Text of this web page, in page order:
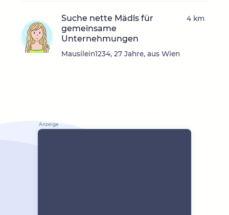
Suche nette Mädls für
gemeinsame
Unternehmungen
Mausilein1234, 27 Jahre, aus Wien
4 km